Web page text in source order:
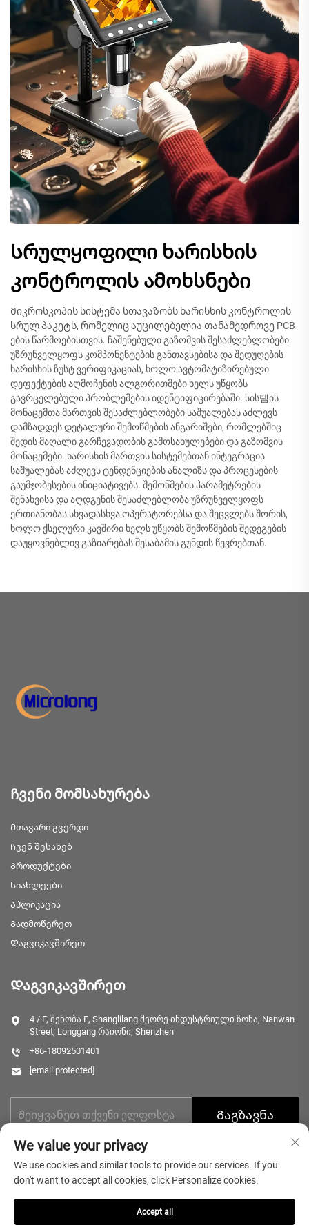
Სრულყოფილი ხარისხის
კონტროლის ამოხსნები
Მიკროსკოპის სისტემა სთავაზობს ხარისხის კონტროლის
სრულ პაკეტს, რომელიც აუცილებელია თანამედროვე PCB-
ების წარმოებისთვის. ჩაშენებული გაზომვის შესაძლებლობები
უზრუნველყოფს კომპონენტების განთავსებისა და შედუღების
ხარისხის ზუსტ ვერიფიკაციას, ხოლო ავტომატიზირებული
დეფექტების აღმოჩენის ალგორითმები ხელს უწყობს
გავრცელებული პრობლემების იდენტიფიცირებაში. სის템ის
მონაცემთა მართვის შესაძლებლობები საშუალებას აძლევს
დამზადდეს დეტალური შემოწმების ანგარიშები, რომლებშიც
შედის მაღალი გარჩევადობის გამოსახულებები და გაზომვის
მონაცემები. ხარისხის მართვის სისტემებთან ინტეგრაცია
საშუალებას აძლევს ტენდენციების ანალიზს და პროცესების
გაუმჯობესების ინიციატივებს. შემოწმების პარამეტრების
შენახვისა და აღდგენის შესაძლებლობა უზრუნველყოფს
ერთიანობას სხვადასხვა ოპერატორებსა და შეცვლებს შორის,
ხოლო ქსელური კავშირი ხელს უწყობს შემოწმების შედეგების
დაუყოვნებლივ გაზიარებას შესაბამის გუნდის წევრებთან.
Ჩვენი მომსახურება
Მთავარი გვერდი
Ჩვენ შესახებ
Პროდუქტები
Სიახლეები
Აპლიკაცია
Გადმოწერეთ
Დაგვიკავშირეთ
Დაგვიკავშირეთ
4 / F, შენობა E, Shanglilang მეორე ინდუსტრიული ზონა, Nanwan
Street, Longgang რაიონი, Shenzhen
+86-18092501401
[email protected]
Გაგზავნა
We value your privacy
We use cookies and similar tools to provide our services. If you
don't want to accept all cookies, click Personalize cookies.
Accept all